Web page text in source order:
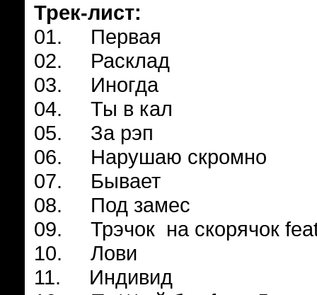
Трек-лист:
01. Первая
02. Расклад
03. Иногда
04. Ты в кал
05. За рэп
06. Нарушаю скромно
07. Бывает
08. Под замес
09. Трэчок на скорячок
10. Лови
11. Индивид